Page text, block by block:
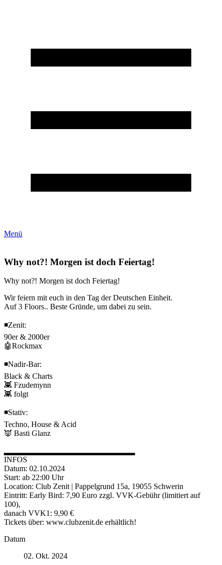
Menü
Why not?! Morgen ist doch Feiertag!
Why not?! Morgen ist doch Feiertag!
Wir feiern mit euch in den Tag der Deutschen Einheit.
Auf 3 Floors.. Beste Gründe, um dabei zu sein.
◾️Zenit:
90er & 2000er
🤖Rockmax
◾️Nadir-Bar:
Black & Charts
👾 Fzudemynn
👾 folgt
◾️Stativ:
Techno, House & Acid
👿 Basti Glanz
▂▂▂▂▂▂▂▂▂▂▂▂▂▂▂▂▂▂▂▂▂▂
INFOS
Datum: 02.10.2024
Start: ab 22:00 Uhr
Location: Club Zenit | Pappelgrund 15a, 19055 Schwerin
Eintritt: Early Bird: 7,90 Euro zzgl. VVK-Gebühr (limitiert auf
100),
danach VVK1: 9,90 €
Tickets über: www.clubzenit.de erhältlich!
Datum
02. Okt. 2024